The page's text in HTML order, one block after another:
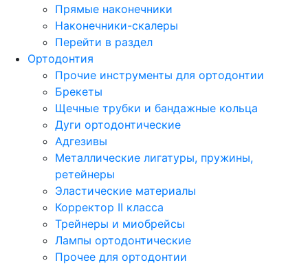
Прямые наконечники
Наконечники-скалеры
Перейти в раздел
Ортодонтия
Прочие инструменты для ортодонтии
Брекеты
Щечные трубки и бандажные кольца
Дуги ортодонтические
Адгезивы
Металлические лигатуры, пружины,
ретейнеры
Эластические материалы
Корректор II класса
Трейнеры и миобрейсы
Лампы ортодонтические
Прочее для ортодонтии